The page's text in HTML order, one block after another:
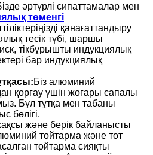
әртүрлі сипаттамалар мен
төменгі
қанағаттандыру
тесік түбі, шаршы
тікбұрышты индукциялық
бар индукциялық
Біз алюминий
қорғау үшін жоғары сапалы
Бұл тұтқа мен табаны
бөлігі.
және берік байланысты
тойтарма және тот
тойтарма сияқты